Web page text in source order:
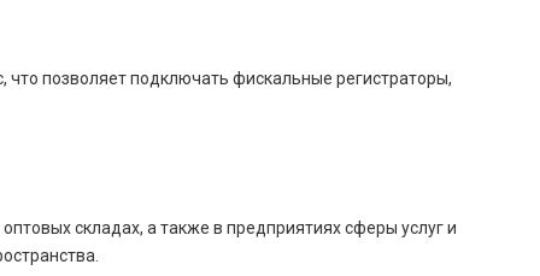
что позволяет подключать фискальные регистраторы,
складах, а также в предприятиях сферы услуг и